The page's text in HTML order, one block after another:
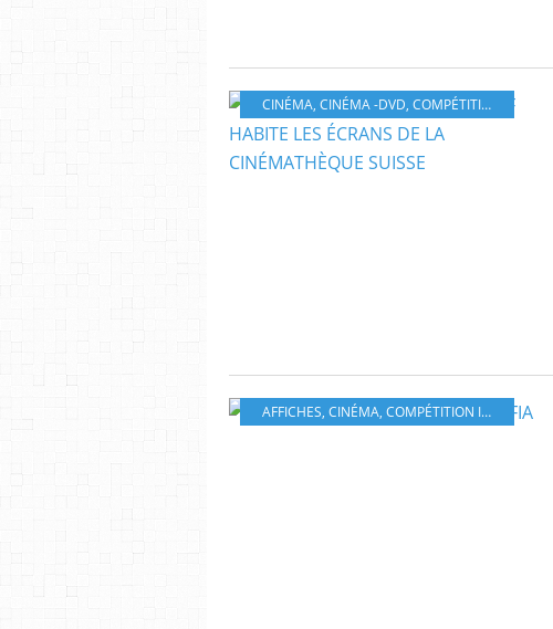
CINÉMA, CINÉMA -DVD, COMPÉTITION INTERNATIONALE
AFFICHES, CINÉMA, COMPÉTITION INTERNATIONALE